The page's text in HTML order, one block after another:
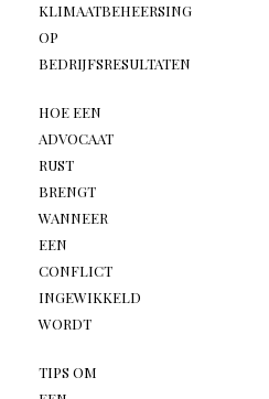
KLIMAATBEHEERSING
OP
BEDRIJFSRESULTATEN
HOE EEN
ADVOCAAT
RUST
BRENGT
WANNEER
EEN
CONFLICT
INGEWIKKELD
WORDT
TIPS OM